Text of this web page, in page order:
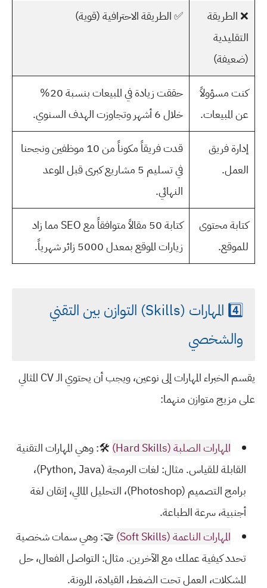
❌ الطريقة
التقليدية
(ضعيفة)
✅ الطريقة الاحترافية (قوية)
كنت مسؤولاً
عن المبيعات.
حققت زيادة في المبيعات بنسبة 20%
خلال 6 أشهر وتجاوزت الهدف السنوي.
إدارة فريق
العمل.
قدت فريقاً مكوناً من 10 موظفين ونجحنا
في تسليم 5 مشاريع كبرى قبل الموعد
النهائي.
كتابة محتوى
للموقع.
كتابة 50 مقالاً متوافقاً مع SEO مما زاد
زيارات الموقع بمعدل 5000 زائر شهرياً.
4️⃣ المهارات (Skills) التوازن بين التقني
والشخصي
يقسم الخبراء المهارات إلى نوعين، ويجب أن يحتوي الـ CV المثالي
على مزيج متوازن منهما:
المهارات الصلبة (Hard Skills)
🛠️: وهي المهارات التقنية
القابلة للقياس. مثال: لغات البرمجة (Python, Java)،
برامج التصميم (Photoshop)، التحليل المالي، إتقان لغة
أجنبية، سرعة الطباعة.
المهارات الناعمة (Soft Skills)
🤝: وهي سمات شخصية
تحدد كيفية عملك مع الآخرين. مثال: التواصل الفعال، حل
المشكلات، العمل تحت الضغط، القيادة، المرونة.